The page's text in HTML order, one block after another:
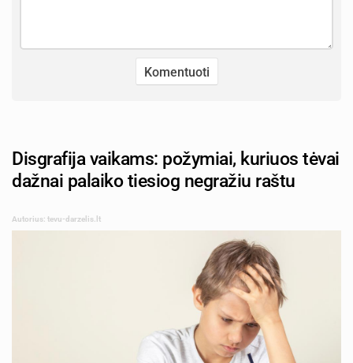
Disgrafija vaikams: požymiai, kuriuos tėvai
dažnai palaiko tiesiog negražiu raštu
Autorius: tevu-darzelis.lt